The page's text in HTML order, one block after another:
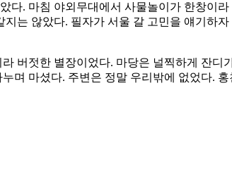
다. 마침 야외무대에서 사물놀이가 한창이
는 않았다. 필자가 서울 갈 고민을 얘기하
버젓한 별장이었다. 마당은 널찍하게 잔
며 마셨다. 주변은 정말 우리밖에 없었다.